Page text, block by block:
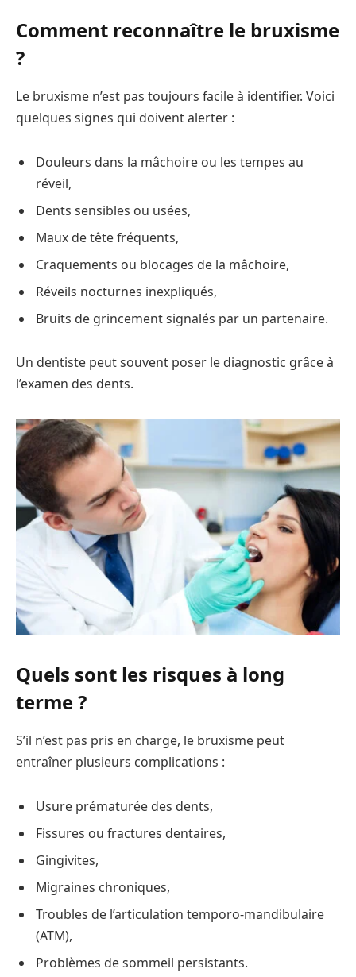
Comment reconnaître le bruxisme
?
Le bruxisme n’est pas toujours facile à identifier. Voici
quelques signes qui doivent alerter :
Douleurs dans la mâchoire ou les tempes au
réveil,
Dents sensibles ou usées,
Maux de tête fréquents,
Craquements ou blocages de la mâchoire,
Réveils nocturnes inexpliqués,
Bruits de grincement signalés par un partenaire.
Un dentiste peut souvent poser le diagnostic grâce à
l’examen des dents.
Quels sont les risques à long
terme ?
S’il n’est pas pris en charge, le bruxisme peut
entraîner plusieurs complications :
Usure prématurée des dents,
Fissures ou fractures dentaires,
Gingivites,
Migraines chroniques,
Troubles de l’articulation temporo-mandibulaire
(ATM),
Problèmes de sommeil persistants.